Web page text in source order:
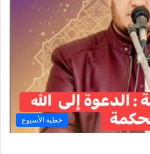
خطبة الأسبوع